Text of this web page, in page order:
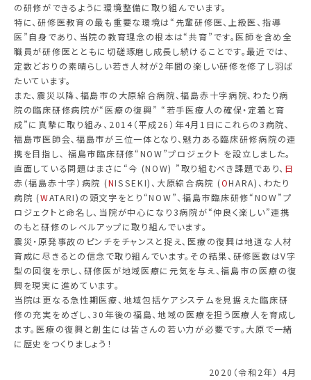
の研修ができるように環境整備に取り組んでいます。
特に、研修医教育の最も重要な環境は“先輩研修医、上級医、指導
医”自身であり、当院の教育理念の根本は“共育”です。医師を含め全
職員が研修医とともに切磋琢磨し成長し続けることです。最近では、
定数どおりの素晴らしい若き人材が2年間の楽しい研修を修了し羽ば
たいています。
また、震災以降、福島市の大原綜合病院､福島赤十字病院､わたり病
院の臨床研修病院が“医療の復興” “若手医療人の確保・定着と育
成”に真摯に取り組み、2014（平成26）年4月1日にこれらの3病院､
福島市医師会､福島市が三位一体となり、魅力ある臨床研修病院の連
携を目指し､ 福島市臨床研修“NOW”プロジェクト を設立しました｡
直面している問題はまさに“今 (NOW) ”取り組むべき課題であり、 日
赤（福島赤十字）病院 (NISSEKI)、大原綜合病院 (OHARA)、わたり
病院 (WATARI)の頭文字をとり“NOW”、福島市臨床研修“NOW”プ
ロジェクトと命名し、当院が中心になり3病院が“仲良く楽しい”連携
のもと研修のレベルアップに取り組んでいます。
震災・原発事故のピンチをチャンスと捉え､医療の復興は地道な人材
育成に尽きるとの信念で取り組んでいます。その結果、研修医数はV字
型の回復を示し、研修医が地域医療に元気を与え、福島市の医療の復
興を現実に進めています。
当院は更なる急性期医療、地域包括ケアシステムを見据えた臨床研
修の充実をめざし、30年後の福島、地域の医療を担う医療人を育成し
ます。医療の復興と創生には皆さんの若い力が必要です。大原で一緒
に歴史をつくりましょう！
2020（令和2年） 4月